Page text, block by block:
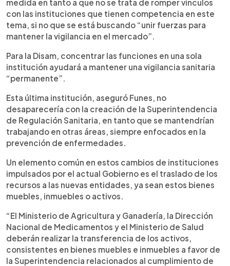
medida en tanto a que no se trata de romper vínculos
con las instituciones que tienen competencia en este
tema, si no que se está buscando “unir fuerzas para
mantener la vigilancia en el mercado”.
Para la Disam, concentrar las funciones en una sola
institución ayudará a mantener una vigilancia sanitaria
“permanente”.
Esta última institución, aseguró Funes, no
desaparecería con la creación de la Superintendencia
de Regulación Sanitaria, en tanto que se mantendrían
trabajando en otras áreas, siempre enfocados en la
prevención de enfermedades.
Un elemento común en estos cambios de instituciones
impulsados por el actual Gobierno es el traslado de los
recursos a las nuevas entidades, ya sean estos bienes
muebles, inmuebles o activos.
“El Ministerio de Agricultura y Ganadería, la Dirección
Nacional de Medicamentos y el Ministerio de Salud
deberán realizar la transferencia de los activos,
consistentes en bienes muebles e inmuebles a favor de
la Superintendencia relacionados al cumplimiento de